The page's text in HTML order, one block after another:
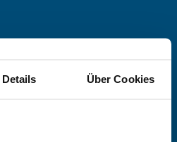
Details Über Cookies